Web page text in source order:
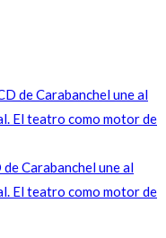
Carabanchel une al
El teatro como motor de